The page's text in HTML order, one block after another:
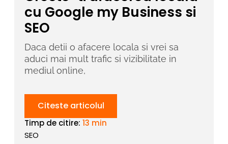
cu Google my Business si
SEO
Daca detii o afacere locala si vrei sa
aduci mai mult trafic si vizibilitate in
mediul online,
Citeste articolul
Timp de citire:13 min
SEO